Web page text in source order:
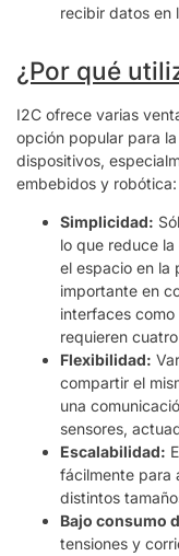
recibir datos en
¿Por qué
I2C ofrece varias
opción popular para
dispositivos,
embebidos y robótica:
Simplicidad:
lo que reduce
el espacio en la
importante en
interfaces como
requieren
Flexibilidad:
compartir el
una
sensores,
Escalabilidad:
fácilmente para
distintos
Bajo consumo
tensiones y